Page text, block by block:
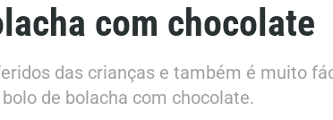
com chocolate
das crianças e também é muito
de bolacha com chocolate.